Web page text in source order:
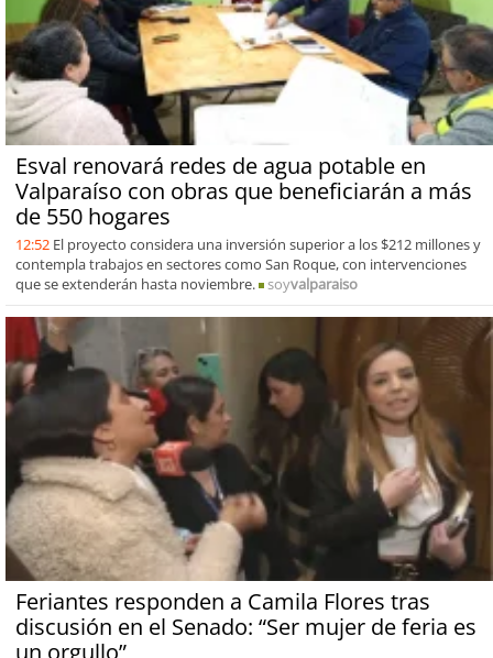
Esval renovará redes de agua potable en
Valparaíso con obras que beneficiarán a más
de 550 hogares
12:52 El proyecto considera una inversión superior a los $212 millones y
contempla trabajos en sectores como San Roque, con intervenciones
que se extenderán hasta noviembre.
soyvalparaiso
Feriantes responden a Camila Flores tras
discusión en el Senado: “Ser mujer de feria es